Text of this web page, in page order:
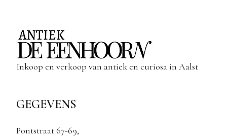
Inkoop en verkoop van antiek en curiosa in Aalst
GEGEVENS
Pontstraat 67-69,